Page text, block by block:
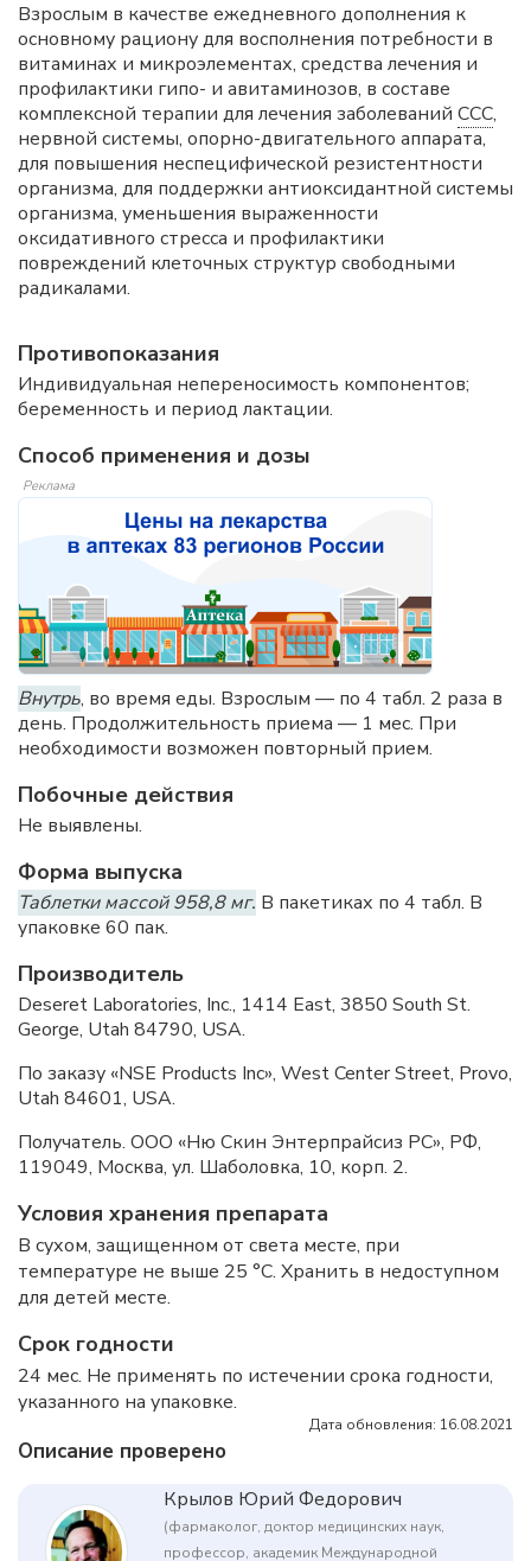
Взрослым в качестве ежедневного дополнения к
основному рациону для восполнения потребности в
витаминах и микроэлементах, средства лечения и
профилактики гипо- и авитаминозов, в составе
комплексной терапии для лечения заболеваний ССС,
нервной системы, опорно-двигательного аппарата,
для повышения неспецифической резистентности
организма, для поддержки антиоксидантной системы
организма, уменьшения выраженности
оксидативного стресса и профилактики
повреждений клеточных структур свободными
радикалами.
Противопоказания
Индивидуальная непереносимость компонентов;
беременность и период лактации.
Способ применения и дозы
Реклама
Внутрь, во время еды. Взрослым — по 4 табл. 2 раза в
день. Продолжительность приема — 1 мес. При
необходимости возможен повторный прием.
Побочные действия
Не выявлены.
Форма выпуска
Таблетки массой 958,8 мг. В пакетиках по 4 табл. В
упаковке 60 пак.
Производитель
Deseret Laboratories, Inc., 1414 East, 3850 South St.
George, Utah 84790, USA.
По заказу «NSE Products Inc», West Center Street, Provo,
Utah 84601, USA.
Получатель. ООО «Ню Скин Энтерпрайсиз РС», РФ,
119049, Москва, ул. Шаболовка, 10, корп. 2.
Условия хранения препарата
В сухом, защищенном от света месте, при
температуре не выше 25 °C. Хранить в недоступном
для детей месте.
Срок годности
24 мес. Не применять по истечении срока годности,
указанного на упаковке.
Дата обновления: 16.08.2021
Описание проверено
Крылов Юрий Федорович
(фармаколог, доктор медицинских наук,
профессор, академик Международной